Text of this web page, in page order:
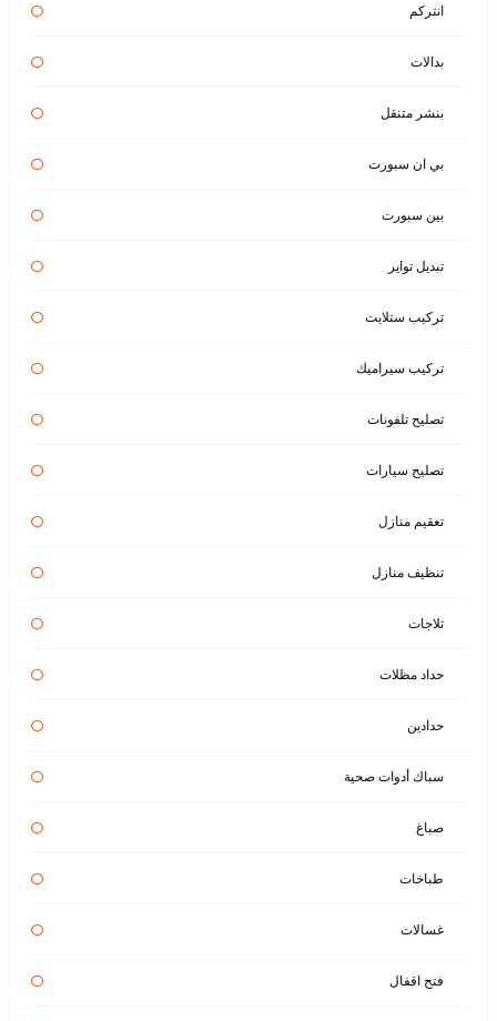
انتركم
بدالات
بنشر متنقل
بي ان سبورت
بين سبورت
تبديل تواير
تركيب ستلايت
تركيب سيراميك
تصليح تلفونات
تصليح سيارات
تعقيم منازل
تنظيف منازل
ثلاجات
حداد مظلات
حدادين
سباك أدوات صحية
صباغ
طباخات
غسالات
فتح اقفال